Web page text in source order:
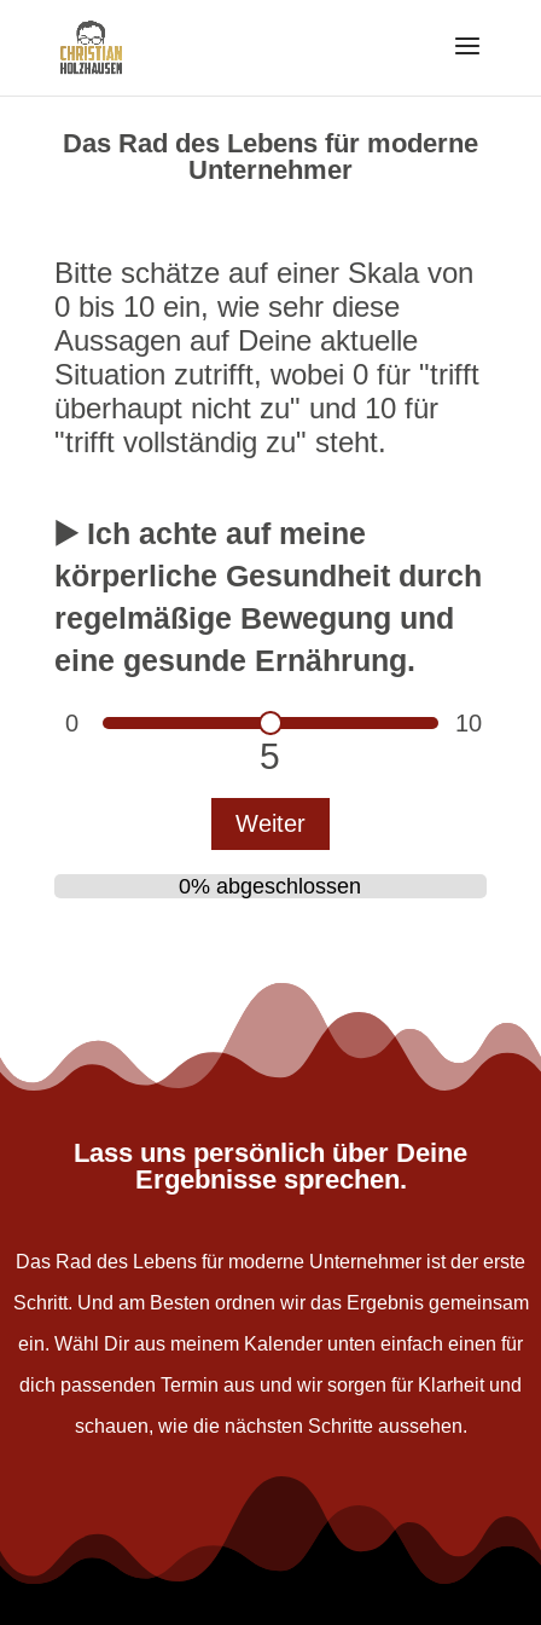
Das Rad des Lebens für moderne
Unternehmer
Bitte schätze auf einer Skala von
0 bis 10 ein, wie sehr diese
Aussagen auf Deine aktuelle
Situation zutrifft, wobei 0 für "trifft
überhaupt nicht zu" und 10 für
"trifft vollständig zu" steht.
▶️ Ich achte auf meine
körperliche Gesundheit durch
regelmäßige Bewegung und
eine gesunde Ernährung.
0 10
5
Weiter
0% abgeschlossen
Lass uns persönlich über Deine
Ergebnisse sprechen.
Das Rad des Lebens für moderne Unternehmer ist der erste
Schritt. Und am Besten ordnen wir das Ergebnis gemeinsam
ein. Wähl Dir aus meinem Kalender unten einfach einen für
dich passenden Termin aus und wir sorgen für Klarheit und
schauen, wie die nächsten Schritte aussehen.